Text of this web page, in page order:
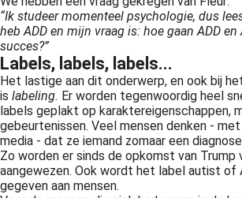
“Ik studeer momenteel psychologie, dus
heb ADD en mijn vraag is: hoe gaan ADD
succes?”
Labels, labels, labels...
Het lastige aan dit onderwerp, en ook bij
is labeling. Er worden tegenwoordig heel
labels geplakt op karaktereigenschappen,
gebeurtenissen. Veel mensen denken -
media - dat ze iemand zomaar een
Zo worden er sinds de opkomst van Trump
aangewezen. Ook wordt het label autist of
gegeven aan mensen.